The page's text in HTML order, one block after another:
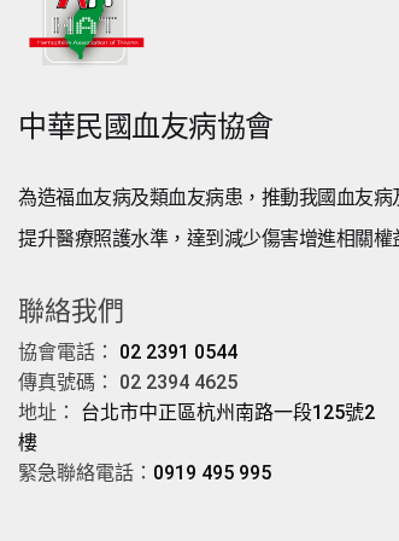
中華民國血友病協會
為造福血友病及類血友病患，推動我國血友
提升醫療照護水準，達到減少傷害增進相關權
聯絡我們
協會電話： 02 2391 0544
傳真號碼： 02 2394 4625
地址： 台北市中正區杭州南路一段125號2
樓
緊急聯絡電話： 0919 495 995